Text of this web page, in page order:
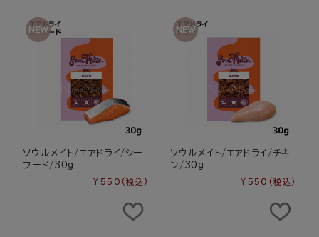
ソウルメイト/エアドライ/シー
フード/30g
¥550 (税込)
ソウルメイト/エアドライ/チキ
ン/30g
¥550 (税込)